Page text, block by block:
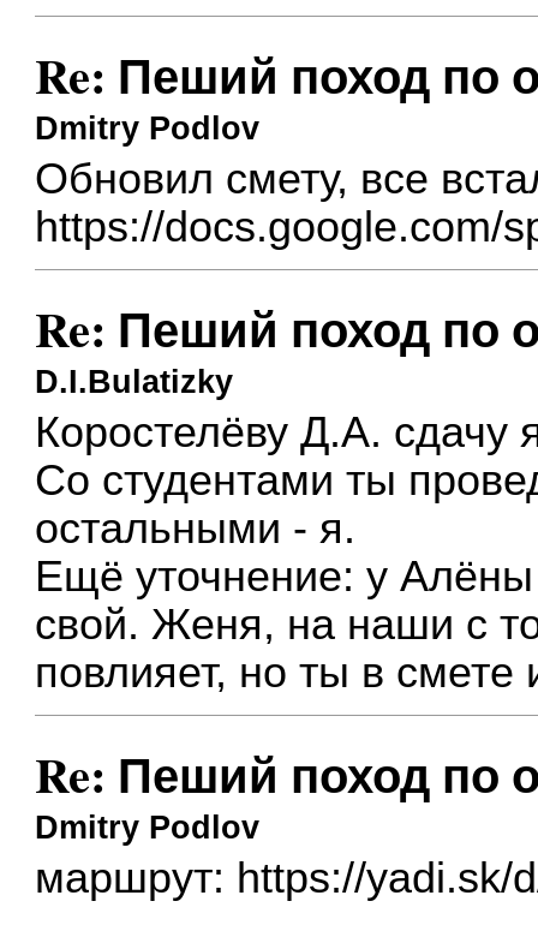
Re: Пеший поход по
Dmitry Podlov
Обновил смету, все
https://docs.google.com/
Re: Пеший поход по
D.I.Bulatizky
Коростелёву Д.А. сдачу
Со студентами ты
остальными - я.
Ещё уточнение: у
свой. Женя, на наши с
повлияет, но ты в смете
Re: Пеший поход по
Dmitry Podlov
маршрут: https://yadi.sk/